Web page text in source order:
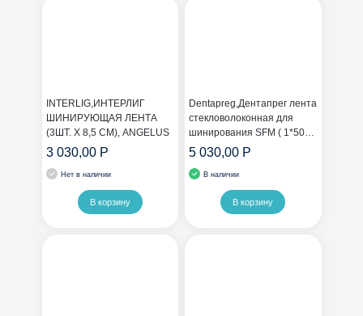
INTERLIG,ИНТЕРЛИГ
ШИНИРУЮЩАЯ ЛЕНТА
(3ШТ. Х 8,5 СМ), ANGELUS
3 030,00 Р
Нет в наличии
В корзину
Dentapreg,Дентапрег лента
стекловолоконная для
шинирования SFM ( 1*50
мм х 2 мм х 0.3 мм)
5 030,00 Р
В наличии
В корзину